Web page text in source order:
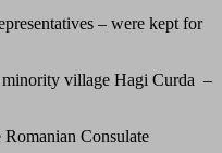
– were kept for
minority village Hagi Curda –
Consulate